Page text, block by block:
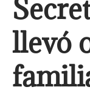
llevó